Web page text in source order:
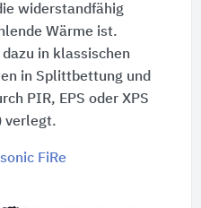
widerstandfähig
Wärme ist.
in klassischen
in Splittbettung und
PIR, EPS oder XPS
verlegt.
FiRe